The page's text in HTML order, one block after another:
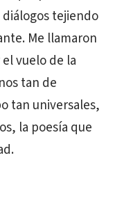
tejiendo
Me llamaron
vuelo de la
tan de
tan universales,
la poesía que